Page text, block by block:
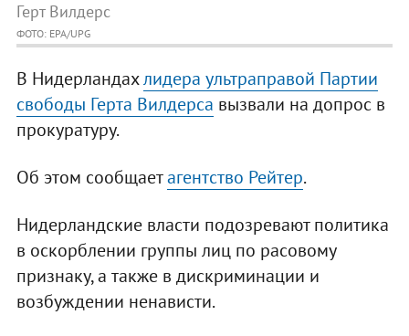
Герт Вилдерс
ФОТО: EPA/UPG
В Нидерландахлидера ультраправой Партии
свободы Герта Вилдерса вызвали на допрос в
прокуратуру.
Об этом сообщаетагентство Рейтер.
Нидерландские власти подозревают политика
в оскорблении группы лиц по расовому
признаку, а также в дискриминации и
возбуждении ненависти.